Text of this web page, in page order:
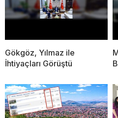
Gökgöz, Yılmaz ile
İhtiyaçları Görüştü